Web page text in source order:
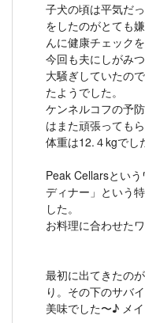
子犬の頃は平気だ
をしたのがとても
んに健康チェック
今回も夫にしがみ
大騒ぎしていたの
たようでした。
ケンネルコフの予
はまた頑張っても
体重は12.４kgでし
Peak Cellarsとい
ディナー」という
した。
お料理に合わせた
最初に出てきたの
り。その下のサバ
美味でした〜♪ メ